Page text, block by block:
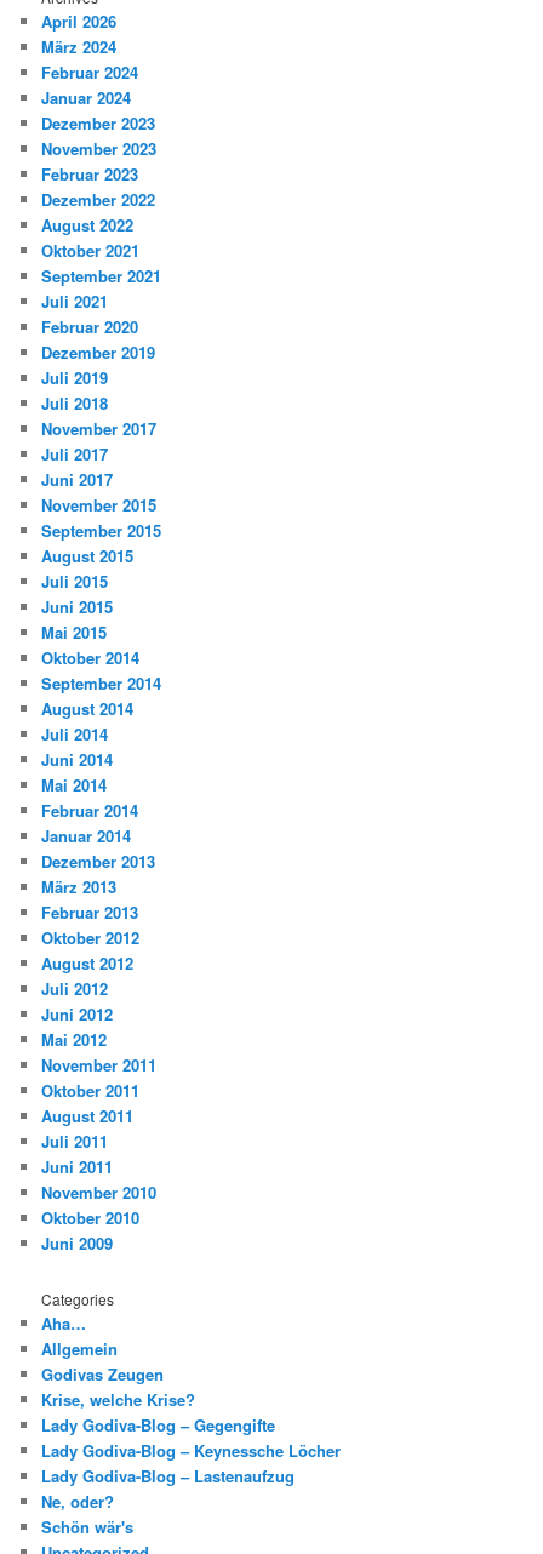
April 2026
März 2024
Februar 2024
Januar 2024
Dezember 2023
November 2023
Februar 2023
Dezember 2022
August 2022
Oktober 2021
September 2021
Juli 2021
Februar 2020
Dezember 2019
Juli 2019
Juli 2018
November 2017
Juli 2017
Juni 2017
November 2015
September 2015
August 2015
Juli 2015
Juni 2015
Mai 2015
Oktober 2014
September 2014
August 2014
Juli 2014
Juni 2014
Mai 2014
Februar 2014
Januar 2014
Dezember 2013
März 2013
Februar 2013
Oktober 2012
August 2012
Juli 2012
Juni 2012
Mai 2012
November 2011
Oktober 2011
August 2011
Juli 2011
Juni 2011
November 2010
Oktober 2010
Juni 2009
Categories
Aha…
Allgemein
Godivas Zeugen
Krise, welche Krise?
Lady Godiva-Blog – Gegengifte
Lady Godiva-Blog – Keynessche Löcher
Lady Godiva-Blog – Lastenaufzug
Ne, oder?
Schön wär's